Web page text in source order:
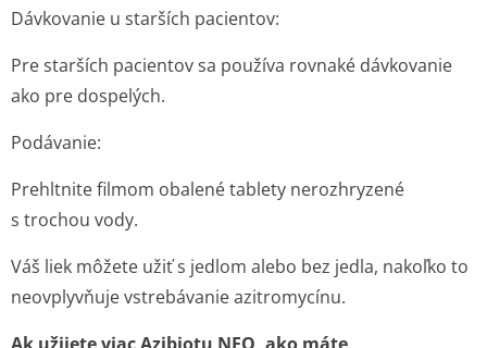
Dávkovanie u starších pacientov:
Pre starších pacientov sa používa rovnaké dávkovanie
ako pre dospelých.
Podávanie:
Prehltnite filmom obalené tablety nerozhryzené
s trochou vody.
Váš liek môžete užiť s jedlom alebo bez jedla, nakoľko to
neovplyvňuje vstrebávanie azitromycínu.